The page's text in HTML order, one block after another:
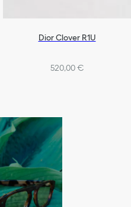
Dior Clover R1U
520,00 €